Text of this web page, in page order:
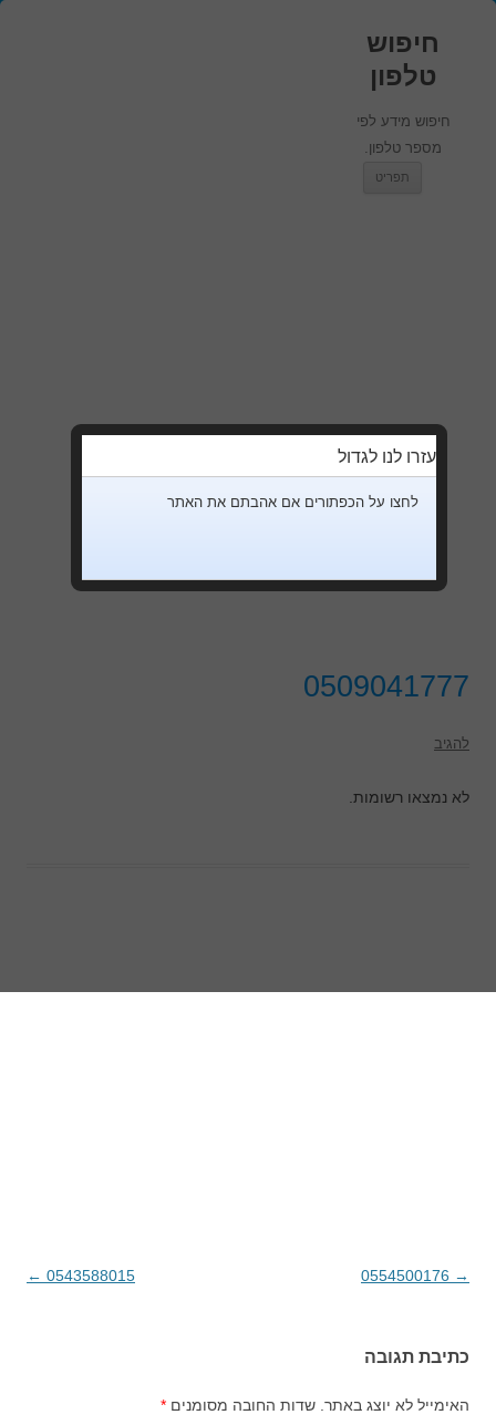
חיפוש
טלפון
חיפוש מידע לפי
מספר טלפון.
תפריט
0509041777
להגיב
לא נמצאו רשומות.
ניווט בפוסטים
→
0543588015
←
כתיבת תגובה
האימייל לא יוצג באתר. שדות החובה מסומנים *
עזרו לנו לגדול
לחצו על הכפתורים אם אהבתם את האתר